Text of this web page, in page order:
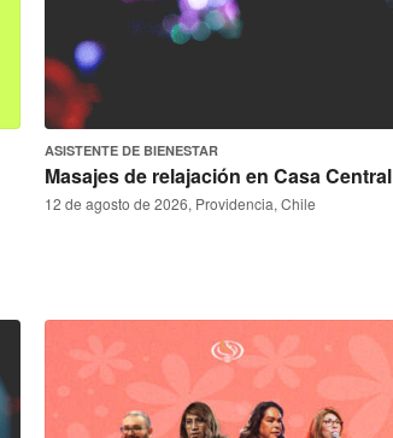
ASISTENTE DE BIENESTAR
Masajes de relajación en Casa Central
12 de agosto de 2026, Providencia, Chile